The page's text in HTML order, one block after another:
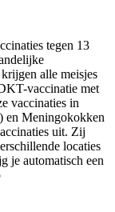
tegen 13
alle meisjes
vaccinatie met
vaccinaties in
en Meningokokken
uit. Zij
locaties
je automatisch een